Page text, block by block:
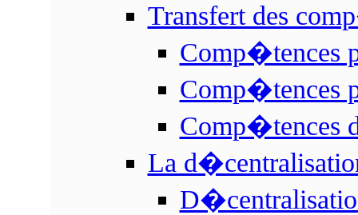
Transfert des
Comp�tences
Comp�tences
La